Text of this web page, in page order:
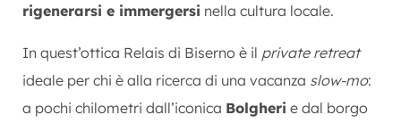
rigenerarsi e immergersi nella cultura locale.
In quest’ottica Relais di Biserno è il private retreat
ideale per chi è alla ricerca di una vacanza slow-mo:
a pochi chilometri dall’iconica Bolgheri e dal borgo